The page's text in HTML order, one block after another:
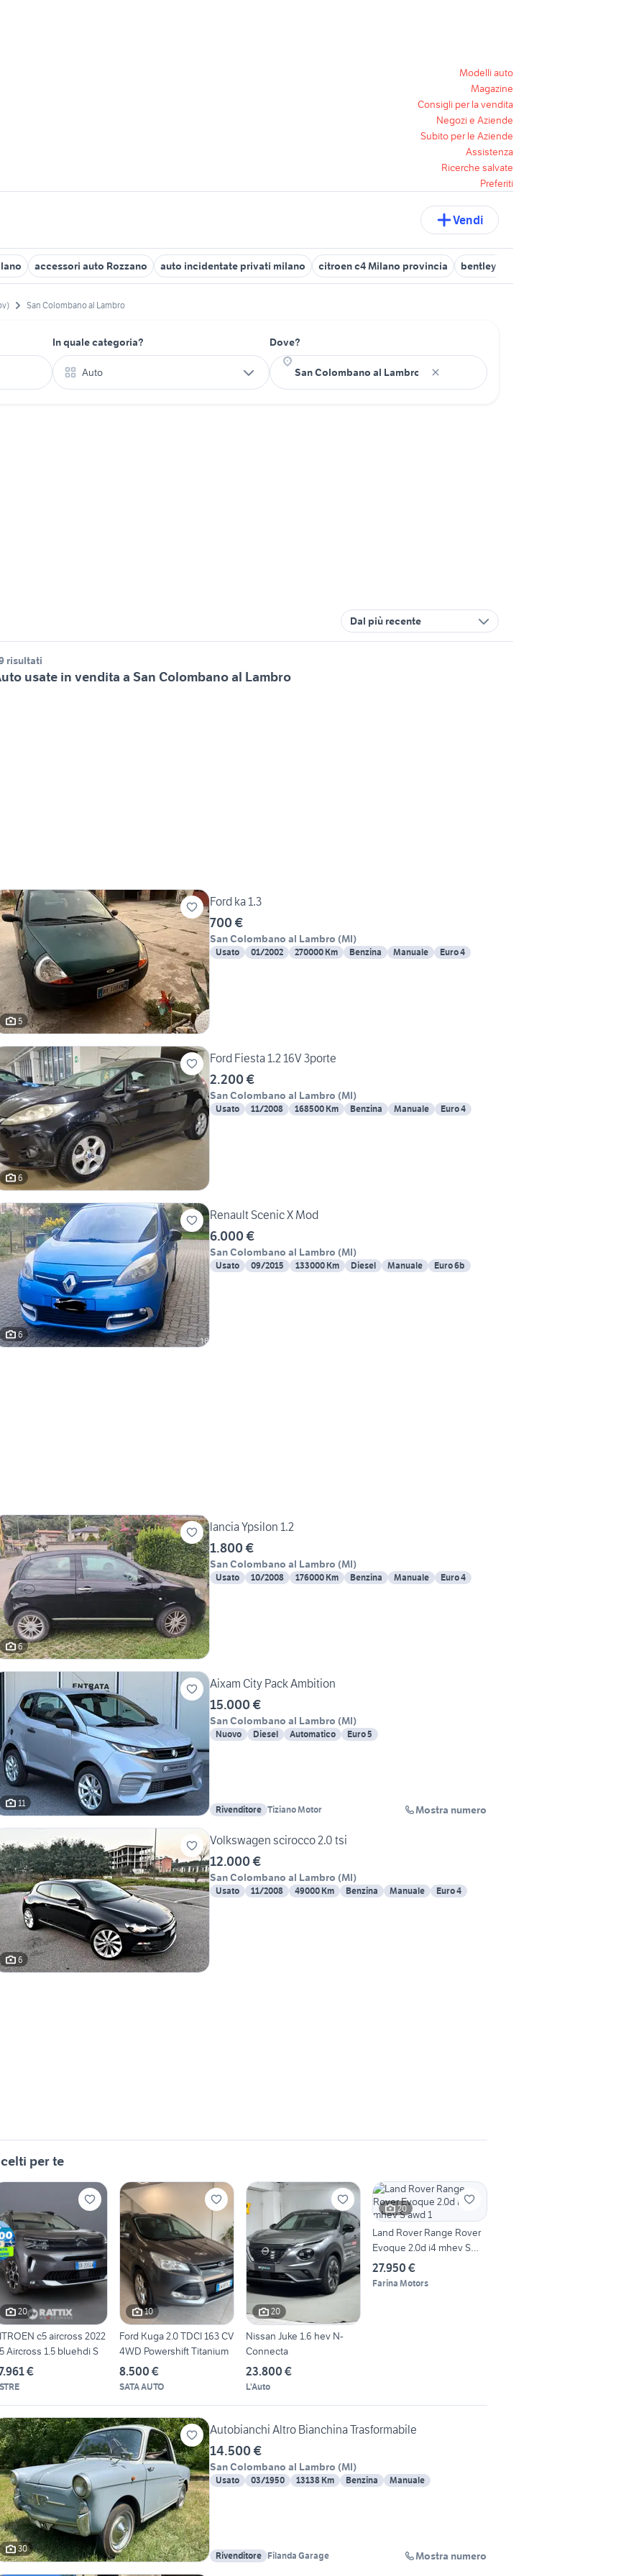
Modelli auto
Magazine
Consigli per la vendita
Negozi e Aziende
Subito per le Aziende
Assistenza
Ricerche salvate
Preferiti
Vendi
accessori auto Rozzano auto incidentate privati milano citroen c4 Milano provincia bentley milano
San Colombano al Lambro
In quale categoria?
Auto
Dove?
Dal più recente
risultati
usate in vendita a San Colombano al Lambro
5
Ford ka 1.3
700 €
San Colombano al Lambro (MI)
Usato 01/2002 270000 Km Benzina Manuale Euro 4
6
Ford Fiesta 1.2 16V 3porte
2.200 €
San Colombano al Lambro (MI)
Usato 11/2008 168500 Km Benzina Manuale Euro 4
6
Renault Scenic X Mod
6.000 €
San Colombano al Lambro (MI)
Usato 09/2015 133000 Km Diesel Manuale Euro 6b
6
lancia Ypsilon 1.2
1.800 €
San Colombano al Lambro (MI)
Usato 10/2008 176000 Km Benzina Manuale Euro 4
11
Aixam City Pack Ambition
15.000 €
San Colombano al Lambro (MI)
Nuovo Diesel Automatico Euro 5
Rivenditore Tiziano Motor Mostra numero
6
Volkswagen scirocco 2.0 tsi
12.000 €
San Colombano al Lambro (MI)
Usato 11/2008 49000 Km Benzina Manuale Euro 4
per te
20
c5 aircross 2022
Aircross 1.5 bluehdi S
€
10
Ford Kuga 2.0 TDCI 163 CV
4WD Powershift Titanium
8.500 €
SATA AUTO
20
Nissan Juke 1.6 hev N-
Connecta
23.800 €
L'Auto
20
Land Rover Range Rover
Evoque 2.0d i4 mhev S
awd 1
27.950 €
Farina Motors
30
Autobianchi Altro Bianchina Trasformabile
14.500 €
San Colombano al Lambro (MI)
Usato 03/1950 13138 Km Benzina Manuale
Rivenditore Filanda Garage Mostra numero